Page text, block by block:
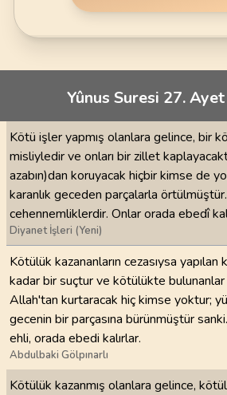
Yûnus Suresi 27.
Kötü işler yapmış olanlara gelince, bir
misliyledir ve onları bir zillet
azabın)dan koruyacak hiçbir kimse de
karanlık geceden parçalarla
cehennemliklerdir. Onlar orada ebedî
Diyanet İşleri (Yeni)
Kötülük kazananların cezasıysa yapılan
kadar bir suçtur ve kötülükte
Allah'tan kurtaracak hiç kimse yoktur;
gecenin bir parçasına bürünmüştür
ehli, orada ebedi kalırlar.
Abdulbaki Gölpınarlı
Kötülük kazanmış olanlara gelince,